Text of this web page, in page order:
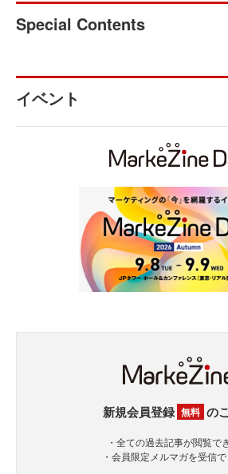
Special Contents
イベント
新規会員登録 無料 の
・全ての過去記事が閲覧で
・会員限定メルマガを受信